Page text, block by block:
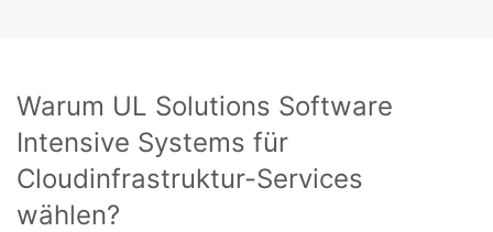
Warum UL Solutions Software
Intensive Systems für
Cloudinfrastruktur-Services
wählen?